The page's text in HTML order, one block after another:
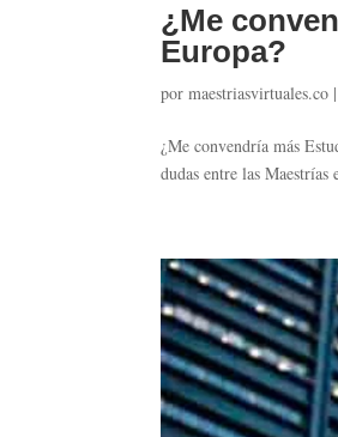
¿Me
Europa?
pormaestriasvirtuales.co
¿Me convendría más
dudas entre las